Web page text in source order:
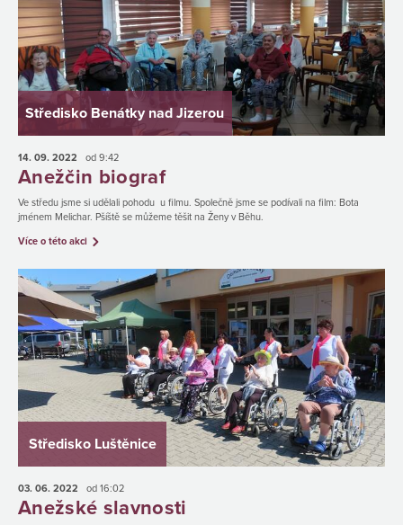
Středisko Benátky nad Jizerou
14. 09. 2022 od 9:42
Anežčin biograf
Ve středu jsme si udělali pohodu u filmu. Společně jsme se podívali na film: Bota
jménem Melichar. Pšíště se můžeme těšit na Ženy v Běhu.
Více o této akci
Středisko Luštěnice
03. 06. 2022 od 16:02
Anežské slavnosti